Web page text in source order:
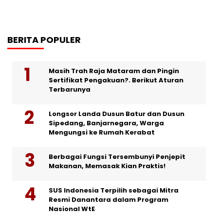
BERITA POPULER
Masih Trah Raja Mataram dan Pingin
Sertifikat Pengakuan?. Berikut Aturan
Terbarunya
Longsor Landa Dusun Batur dan Dusun
Sipedang, Banjarnegara, Warga
Mengungsi ke Rumah Kerabat
Berbagai Fungsi Tersembunyi Penjepit
Makanan, Memasak Kian Praktis!
SUS Indonesia Terpilih sebagai Mitra
Resmi Danantara dalam Program
Nasional WtE